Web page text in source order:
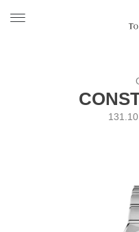
https://